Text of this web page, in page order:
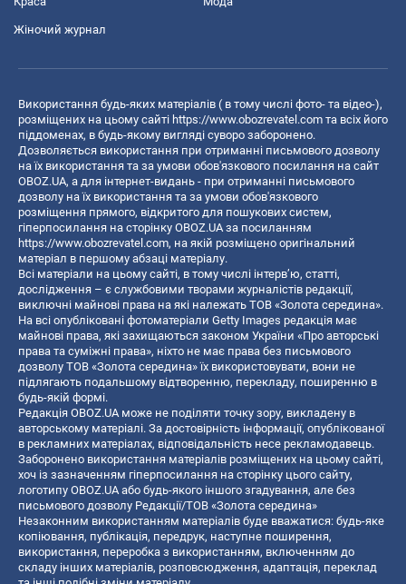
Жіночий журнал
Використання будь-яких матеріалів ( в тому числі фото- та відео-),
розміщених на цьому сайті https://www.obozrevatel.com та всіх його
піддоменах, в будь-якому вигляді суворо заборонено.
Дозволяється використання при отриманні письмового дозволу
на їх використання та за умови обов'язкового посилання на сайт
OBOZ.UA, а для інтернет-видань - при отриманні письмового
дозволу на їх використання та за умови обов'язкового
розміщення прямого, відкритого для пошукових систем,
гіперпосилання на сторінку OBOZ.UA за посиланням
https://www.obozrevatel.com, на якій розміщено оригінальний
матеріал в першому абзаці матеріалу.
Всі матеріали на цьому сайті, в тому числі інтерв’ю, статті,
дослідження – є службовими творами журналістів редакції,
виключні майнові права на які належать ТОВ «Золота середина».
На всі опубліковані фотоматеріали Getty Images редакція має
майнові права, які захищаються законом України «Про авторські
права та суміжні права», ніхто не має права без письмового
дозволу ТОВ «Золота середина» їх використовувати, вони не
підлягають подальшому відтворенню, перекладу, поширенню в
будь-якій формі.
Редакція OBOZ.UA може не поділяти точку зору, викладену в
авторському матеріалі. За достовірність інформації, опублікованої
в рекламних матеріалах, відповідальність несе рекламодавець.
Заборонено використання матеріалів розміщених на цьому сайті,
хоч із зазначенням гіперпосилання на сторінку цього сайту,
логотипу OBOZ.UA або будь-якого іншого згадування, але без
письмового дозволу Редакції/ТОВ «Золота середина»
Незаконним використанням матеріалів буде вважатися: будь-яке
копiювання, публiкацiя, передрук, наступне поширення,
використання, переробка з використанням, включенням до
складу інших матеріалів, розповсюдження, адаптація, переклад